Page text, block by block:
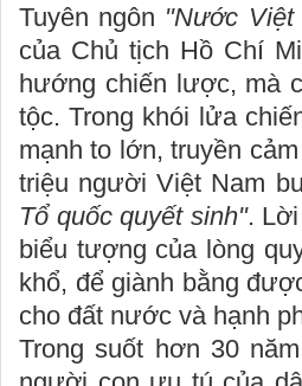
Tuyên ngôn "Nước Việt
của Chủ tịch Hồ Chí
hướng chiến lược, mà
tộc. Trong khói lửa
mạnh to lớn, truyền
triệu người Việt Nam
Tổ quốc quyết sinh".
biểu tượng của lòng
khổ, để giành bằng
cho đất nước và hạnh
Trong suốt hơn 30